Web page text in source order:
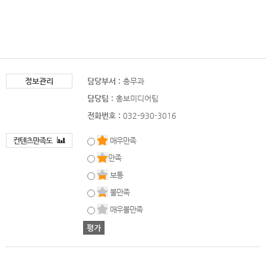
정보관리 담당부서 : 총무과
담당팀 : 홍보미디어팀
전화번호 : 032-930-3016
컨텐츠만족도
매우만족
만족
보통
불만족
매우불만족